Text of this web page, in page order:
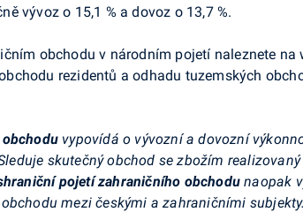
vývoz o 15,1 % a dovoz o 13,7 %.
obchodu v národním pojetí naleznete
rezidentů a odhadu tuzemských
vypovídá o vývozní a dovozní
skutečný obchod se zbožím
pojetí zahraničního obchodunaopak
mezi českými a zahraničními